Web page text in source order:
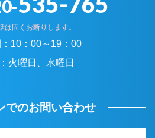
固くお断りします。
10：00～19：00
火曜日、水曜日
でのお問い合わせ